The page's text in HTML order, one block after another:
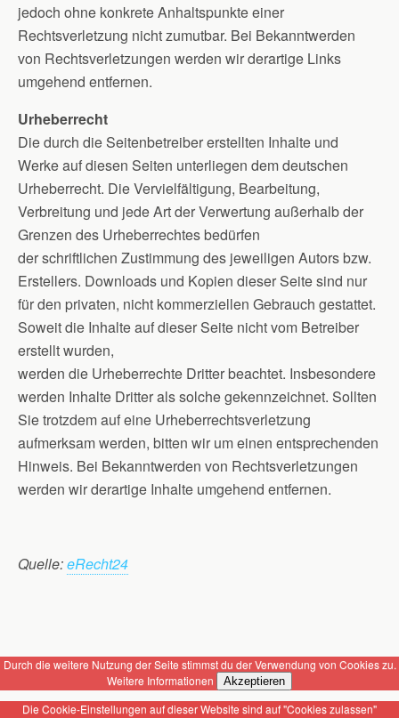
jedoch ohne konkrete Anhaltspunkte einer
Rechtsverletzung nicht zumutbar. Bei Bekanntwerden
von Rechtsverletzungen werden wir derartige Links
umgehend entfernen.
Urheberrecht
Die durch die Seitenbetreiber erstellten Inhalte und
Werke auf diesen Seiten unterliegen dem deutschen
Urheberrecht. Die Vervielfältigung, Bearbeitung,
Verbreitung und jede Art der Verwertung außerhalb der
Grenzen des Urheberrechtes bedürfen
der schriftlichen Zustimmung des jeweiligen Autors bzw.
Erstellers. Downloads und Kopien dieser Seite sind nur
für den privaten, nicht kommerziellen Gebrauch gestattet.
Soweit die Inhalte auf dieser Seite nicht vom Betreiber
erstellt wurden,
werden die Urheberrechte Dritter beachtet. Insbesondere
werden Inhalte Dritter als solche gekennzeichnet. Sollten
Sie trotzdem auf eine Urheberrechtsverletzung
aufmerksam werden, bitten wir um einen entsprechenden
Hinweis. Bei Bekanntwerden von Rechtsverletzungen
werden wir derartige Inhalte umgehend entfernen.
Quelle:eRecht24
Durch die weitere Nutzung der Seite stimmst du der Verwendung von Cookies zu.
Weitere Informationen
Akzeptieren
Die Cookie-Einstellungen auf dieser Website sind auf "Cookies zulassen"